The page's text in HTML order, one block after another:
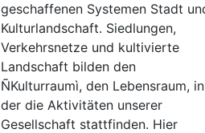
geschaffenen Systemen Stadt
Kulturlandschaft. Siedlungen,
Verkehrsnetze und kultivierte
Landschaft bilden den
ÑKulturraumì, den Lebensraum, in
der die Aktivitäten unserer
Gesellschaft stattfinden. Hier